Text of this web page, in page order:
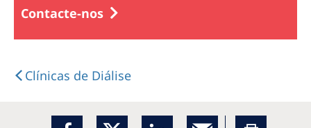
Contacte-nos
Clínicas de Diálise